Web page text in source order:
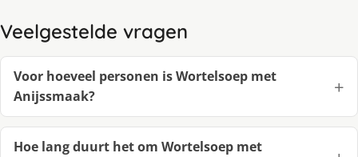
Veelgestelde vragen
Voor hoeveel personen is Wortelsoep met
Anijssmaak?
Hoe lang duurt het om Wortelsoep met